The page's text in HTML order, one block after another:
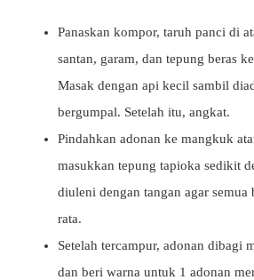
Panaskan kompor, taruh panci di
santan, garam, dan tepung beras
Masak dengan api kecil sambil
bergumpal. Setelah itu, angkat.
Pindahkan adonan ke mangkuk
masukkan tepung tapioka sedikit
diuleni dengan tangan agar semua
rata.
Setelah tercampur, adonan dibagi
dan beri warna untuk 1 adonan